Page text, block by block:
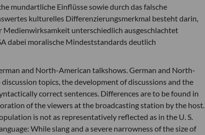
mundartliche Einflüsse sowie durch das falsche
kulturelles Differenzierungsmerkmal besteht darin,
unterschiedlich ausgeschlachtet
dabei moralische Mindeststandards deutlich
and North-American talkshows. German and North-
topics, the development of discussions and the
correct sentences. Differences are to be found in
of the viewers at the broadcasting station by the host.
is not as representatively reflected as in the U. S.
While slang and a severe narrowness of the size of